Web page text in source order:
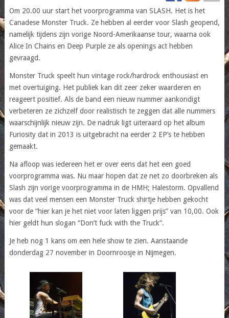
Om 20.00 uur start het voorprogramma van SLASH. Het is het
Canadese Monster Truck. Ze hebben al eerder voor Slash geopend,
namelijk tijdens zijn vorige Noord-Amerikaanse tour, waarna ook
Alice In Chains en Deep Purple ze als openings act hebben
gevraagd.
Monster Truck speelt hun vintage rock/hardrock enthousiast en
met overtuiging. Het publiek kan dit zeer zeker waarderen en
reageert positief. Als de band een nieuw nummer aankondigt
verbeteren ze zichzelf door realistisch te zeggen dat alle nummers
waarschijnlijk nieuw zijn. De nadruk ligt uiteraard op het album
Furiosity dat in 2013 is uitgebracht na eerder 2 EP’s te hebben
gemaakt.
Na afloop was iedereen het er over eens dat het een goed
voorprogramma was. Nu maar hopen dat ze net zo doorbreken als
Slash zijn vorige voorprogramma in de HMH; Halestorm. Opvallend
was dat veel mensen een Monster Truck shirtje hebben gekocht
voor de “hier kan je het niet voor laten liggen prijs” van 10,00. Ook
hier geldt hun slogan “Don’t fuck with the Truck”.
Je heb nog 1 kans om een hele show te zien. Aanstaande
donderdag 27 november in Doornroosje in Nijmegen.